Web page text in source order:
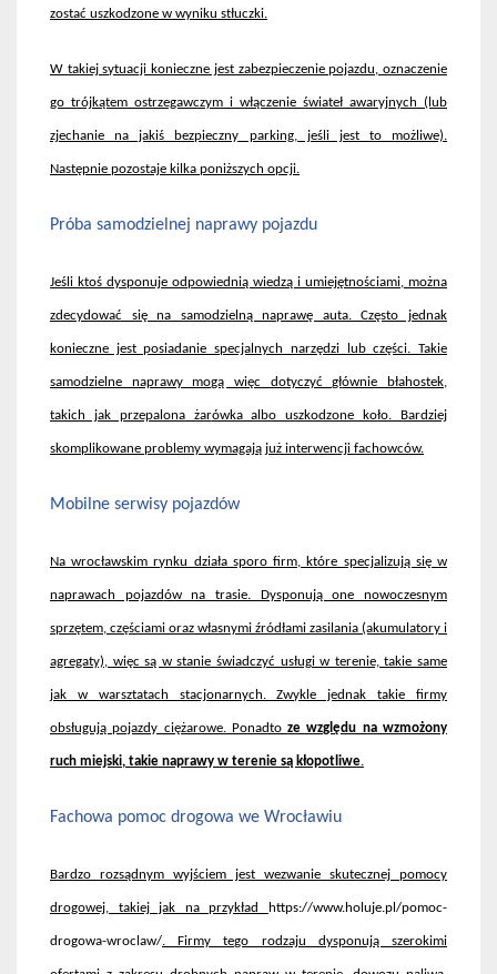
zostać uszkodzone w wyniku stłuczki.
W takiej sytuacji konieczne jest zabezpieczenie pojazdu, oznaczenie
go trójkątem ostrzegawczym i włączenie świateł awaryjnych (lub
zjechanie na jakiś bezpieczny parking, jeśli jest to możliwe).
Następnie pozostaje kilka poniższych opcji.
Próba samodzielnej naprawy pojazdu
Jeśli ktoś dysponuje odpowiednią wiedzą i umiejętnościami, można
zdecydować się na samodzielną naprawę auta. Często jednak
konieczne jest posiadanie specjalnych narzędzi lub części. Takie
samodzielne naprawy mogą więc dotyczyć głównie błahostek,
takich jak przepalona żarówka albo uszkodzone koło. Bardziej
skomplikowane problemy wymagają już interwencji fachowców.
Mobilne serwisy pojazdów
Na wrocławskim rynku działa sporo firm, które specjalizują się w
naprawach pojazdów na trasie. Dysponują one nowoczesnym
sprzętem, częściami oraz własnymi źródłami zasilania (akumulatory i
agregaty), więc są w stanie świadczyć usługi w terenie, takie same
jak w warsztatach stacjonarnych. Zwykle jednak takie firmy
obsługują pojazdy ciężarowe. Ponadtoze względu na wzmożony
ruch miejski, takie naprawy w terenie są kłopotliwe.
Fachowa pomoc drogowa we Wrocławiu
Bardzo rozsądnym wyjściem jest wezwanie skutecznej pomocy
drogowej, takiej jak na przykład https://www.holuje.pl/pomoc-
drogowa-wroclaw/. Firmy tego rodzaju dysponują szerokimi